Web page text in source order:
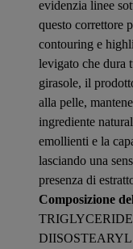
evidenzia linee
questo correttore
contouring e
levigato che dura
girasole, il
alla pelle,
ingrediente
emollienti e la
lasciando una
presenza di
Composizione